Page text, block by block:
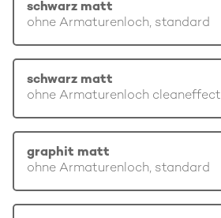
schwarz matt
ohne Armaturenloch, standard
schwarz matt
ohne Armaturenloch cleaneffect
graphit matt
ohne Armaturenloch, standard